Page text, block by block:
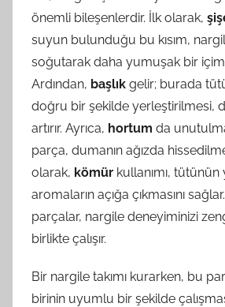
önemli bileşenlerdir. İlk olarak,
suyun bulunduğu bu kısım,
soğutarak daha yumuşak bir içim
Ardından, başlık gelir; burada
doğru bir şekilde yerleştirilmesi,
artırır. Ayrıca, hortum da
parça, dumanın ağızda
olarak, kömür kullanımı, tütünün
aromaların açığa çıkmasını
parçalar, nargile deneyiminizi
birlikte çalışır.
Bir nargile takımı kurarken, bu
birinin uyumlu bir şekilde